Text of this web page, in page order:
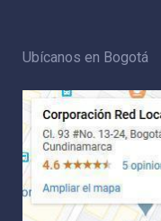
Ubícanos en Bogotá